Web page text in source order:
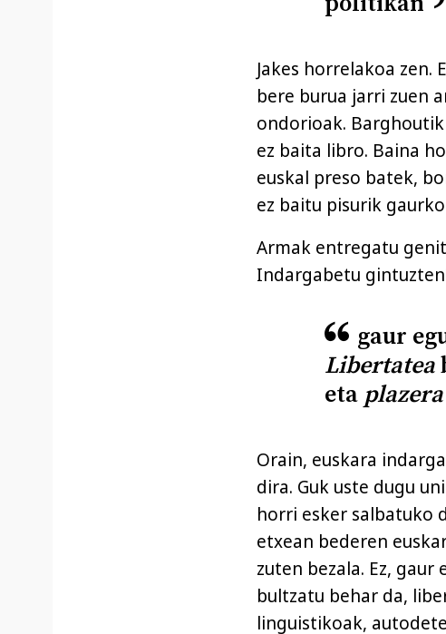
Jakes horrelakoa
bere burua jarri zuen
ondorioak.
ez baita libro. Baina
euskal preso batek,
ez baitu pisurik
Armak entregatu
Indargabetu
gaur
Libertatea
eta plazera
Orain, euskara
dira. Guk uste dugu
horri esker salbatuko
etxean bederen
zuten bezala. Ez,
bultzatu behar da,
linguistikoak,